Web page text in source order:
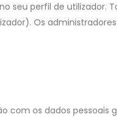
perfil de utilizador.
Os
os dados pessoais